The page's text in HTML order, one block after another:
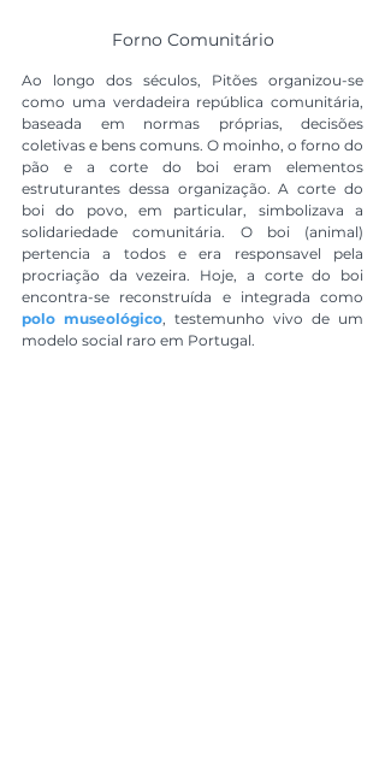
Forno Comunitário
Ao longo dos séculos, Pitões organizou-se
como uma verdadeira república comunitária,
baseada em normas próprias, decisões
coletivas e bens comuns. O moinho, o forno do
pão e a corte do boi eram elementos
estruturantes dessa organização. A corte do
boi do povo, em particular, simbolizava a
solidariedade comunitária. O boi (animal)
pertencia a todos e era responsavel pela
procriação da vezeira. Hoje, a corte do boi
polo museológico, testemunho vivo de um
modelo social raro em Portugal.